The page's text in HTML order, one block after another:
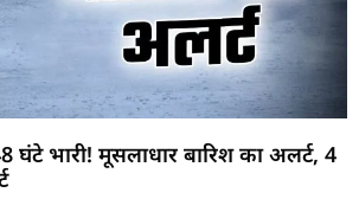
घंटे भारी! मूसलाधार बारिश का अलर्ट, 4